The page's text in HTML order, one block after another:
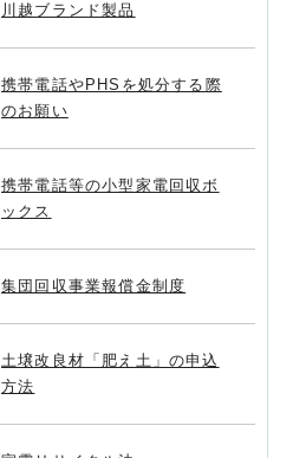
川越ブランド製品
携帯電話やPHSを処分する際
のお願い
携帯電話等の小型家電回収ボ
ックス
集団回収事業報償金制度
土壌改良材「肥え土」の申込
方法